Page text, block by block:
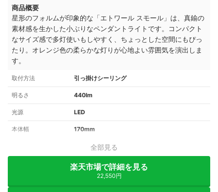
商品概要
星形のフォルムが印象的な「エトワール スモール」は、真鍮の
素材感を生かした小ぶりなペンダントライトです。コンパクト
なサイズ感で多灯使いもしやすく、ちょっとした空間にもぴっ
たり。オレンジ色の柔らかな灯りが心地よい雰囲気を演出しま
す。
取付方法 引っ掛けシーリング
明るさ 440lm
光源 LED
本体幅 170mm
全部見る
楽天市場で詳細を見る
22,550円